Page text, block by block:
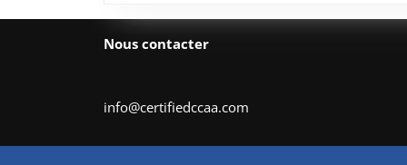
Nous contacter
info@certifiedccaa.com